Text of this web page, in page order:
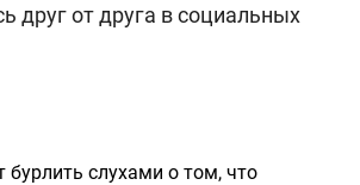
друг от друга в социальных
бурлить слухами о том, что